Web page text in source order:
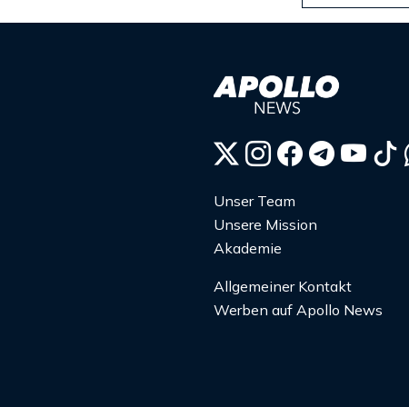
Unser Team
Unsere Mission
Akademie
Allgemeiner Kontakt
Werben auf Apollo News